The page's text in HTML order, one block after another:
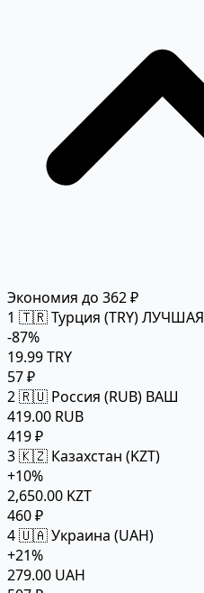
Экономия до 362 ₽
1 🇹🇷 Турция (TRY)ЛУЧШАЯ
-87%
19.99 TRY
57 ₽
2🇷🇺 Россия (RUB) ВАШ
419.00 RUB
419 ₽
3🇰🇿 Казахстан (KZT)
+10%
2,650.00 KZT
460 ₽
4🇺🇦 Украина (UAH)
+21%
279.00 UAH